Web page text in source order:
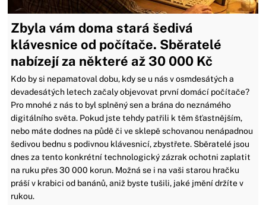
Zbyla vám doma stará šedivá
klávesnice od počítače. Sběratelé
nabízejí za některé až 30 000 Kč
Kdo by si nepamatoval dobu, kdy se u nás v osmdesátých a
devadesátých letech začaly objevovat první domácí počítače?
Pro mnohé z nás to byl splněný sen a brána do neznámého
digitálního světa. Pokud jste tehdy patřili k těm šťastnějším,
nebo máte dodnes na půdě či ve sklepě schovanou nenápadnou
šedivou bednu s podivnou klávesnicí, zbystřete. Sběratelé jsou
dnes za tento konkrétní technologický zázrak ochotni zaplatit
na ruku přes 30 000 korun. Možná se i na vaši starou hračku
práší v krabici od banánů, aniž byste tušili, jaké jmění držíte v
rukou.